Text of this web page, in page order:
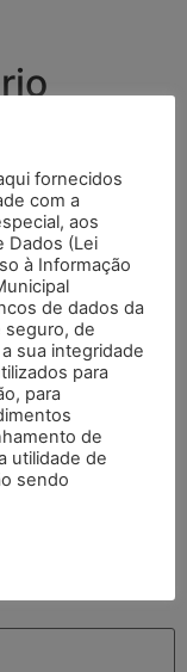
fornecidos
com a
aos
Dados (Lei
à Informação
de dados da
seguro, de
sua integridade
para
para
de
utilidade de
sendo